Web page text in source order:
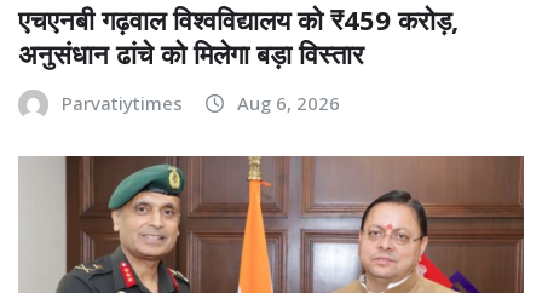
एचएनबी गढ़वाल विश्वविद्यालय को ₹459 करोड़,
अनुसंधान ढांचे को मिलेगा बड़ा विस्तार
Parvatiytimes Aug 6, 2026